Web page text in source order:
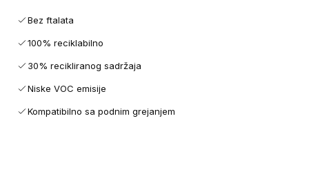
Bez ftalata
100% reciklabilno
30% recikliranog sadržaja
Niske VOC emisije
Kompatibilno sa podnim grejanjem